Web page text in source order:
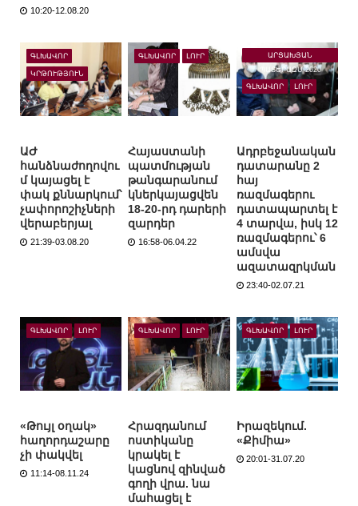
10:20-12.08.20
ԳԼԽԱՎՈՐ
ԿՐԹՈՒԹՅՈՒՆ
ԱԺ
հանձնաժողովու
մ կայացել է
փակ քննարկում՝
չափորոշիչների
վերաբերյալ
21:39-03.08.20
ԳԼԽԱՎՈՐ ԼՈՒՐ
Հայաստանի
պատմության
թանգարանում
կներկայացվեն
18-20-րդ դարերի
զարդեր
16:58-06.04.22
ԱՐՑԱԽՅԱՆ
ՊԱՏԵՐԱԶՄ-2020
ԳԼԽԱՎՈՐ ԼՈՒՐ
Ադրբեջանական
դատարանը 2
հայ
ռազմագերու
դատապարտել է
4 տարվա, իսկ 12
ռազմագերու՝ 6
ամսվա
ազատազրկման
23:40-02.07.21
ԳԼԽԱՎՈՐ ԼՈՒՐ
«Թույլ օղակ»
հաղորդաշարը
չի փակվել
11:14-08.11.24
ԳԼԽԱՎՈՐ ԼՈՒՐ
Հրազդանում
ոստիկանը
կրակել է
կացնով զինված
գողի վրա. նա
մահացել է
ԳԼԽԱՎՈՐ ԼՈՒՐ
Իրազեկում.
«Քիմիա»
20:01-31.07.20